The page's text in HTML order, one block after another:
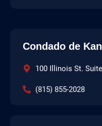
Condado de
100 Illinois St.
(815) 855-2028